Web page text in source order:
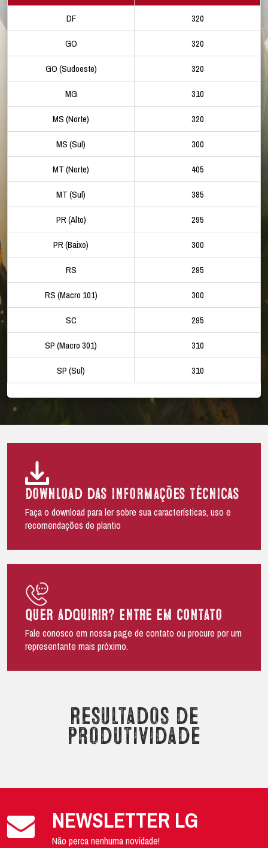
DF
320
GO
320
GO (Sudoeste)
320
MG
310
MS (Norte)
320
MS (Sul)
300
MT (Norte)
405
MT (Sul)
385
PR (Alto)
295
PR (Baixo)
300
RS
295
RS (Macro 101)
300
SC
295
SP (Macro 301)
310
SP (Sul)
310
Download das informações técnicas
Faça o download para ler sobre sua características, uso e
recomendações de plantio
Quer adquirir? Entre em contato
Fale conosco em nossa page de contato ou procure por um
representante mais próximo.
Resultados de
produtividade
NEWSLETTER LG
Não perca nenhuma novidade!